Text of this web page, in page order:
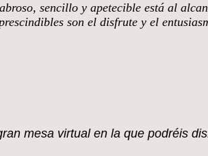
sencillo y apetecible está al
son el disfrute y el
mesa virtual en la que podréis